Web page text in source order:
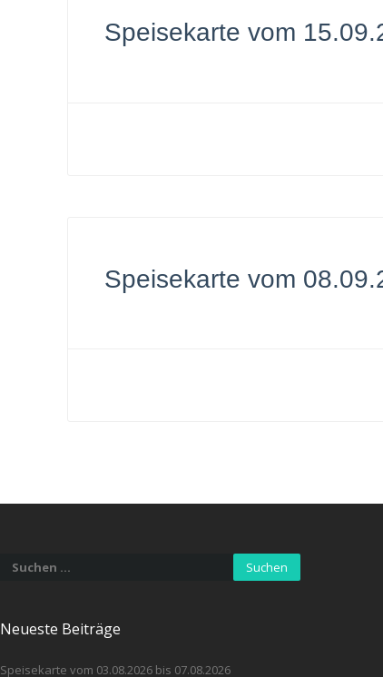
Speisekarte vom
Speisekarte vom
Suchen
nach:
Neueste Beiträge
Speisekarte vom 03.08.2026 bis 07.08.2026